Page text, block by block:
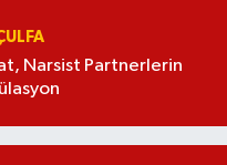
Narsist Partnerlerin